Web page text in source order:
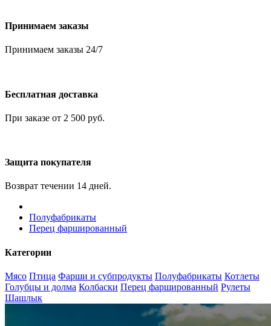
Принимаем заказы
Принимаем заказы 24/7
Бесплатная доставка
При заказе от 2 500 руб.
Защита покупателя
Возврат течении 14 дней.
Полуфабрикаты
Перец фаршированный
Категории
Мясо Птица Фарши и субпродукты Полуфабрикаты Котлеты
Голубцы и долма Колбаски Перец фаршированный Рулеты
Шашлык